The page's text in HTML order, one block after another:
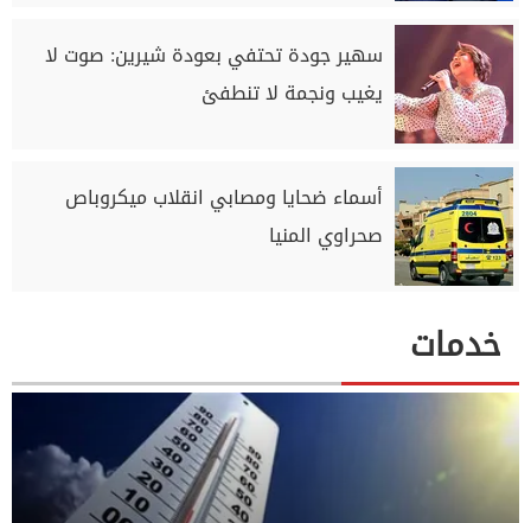
سهير جودة تحتفي بعودة شيرين: صوت لا
يغيب ونجمة لا تنطفئ
أسماء ضحايا ومصابي انقلاب ميكروباص
صحراوي المنيا
خدمات